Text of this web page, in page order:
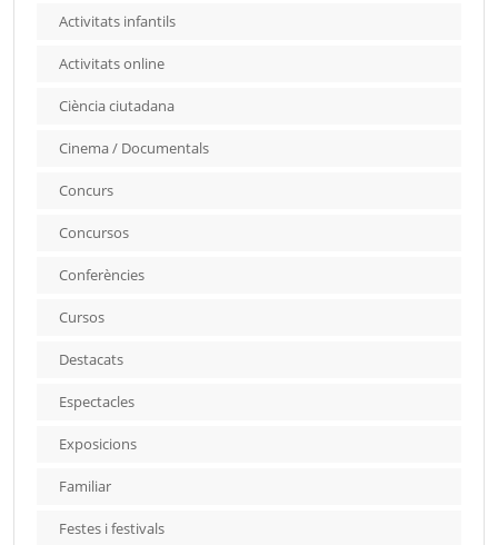
Activitats infantils
Activitats online
Ciència ciutadana
Cinema / Documentals
Concurs
Concursos
Conferències
Cursos
Destacats
Espectacles
Exposicions
Familiar
Festes i festivals